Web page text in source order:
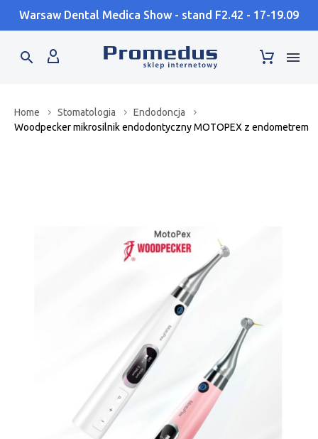
Warsaw Dental Medica Show - stand F2.42 - 17-19.09
Home Stomatologia
Endodoncja
Woodpecker mikrosilnik endodontyczny MOTOPEX z endometrem